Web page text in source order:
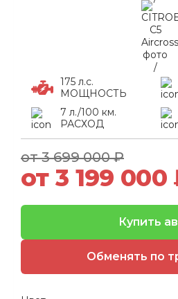
от 3 699 000 ₽
от 3 199 000
Обменять по
Купить
175 л.с.
МОЩНОСТЬ
7 л./100 км.
РАСХОД